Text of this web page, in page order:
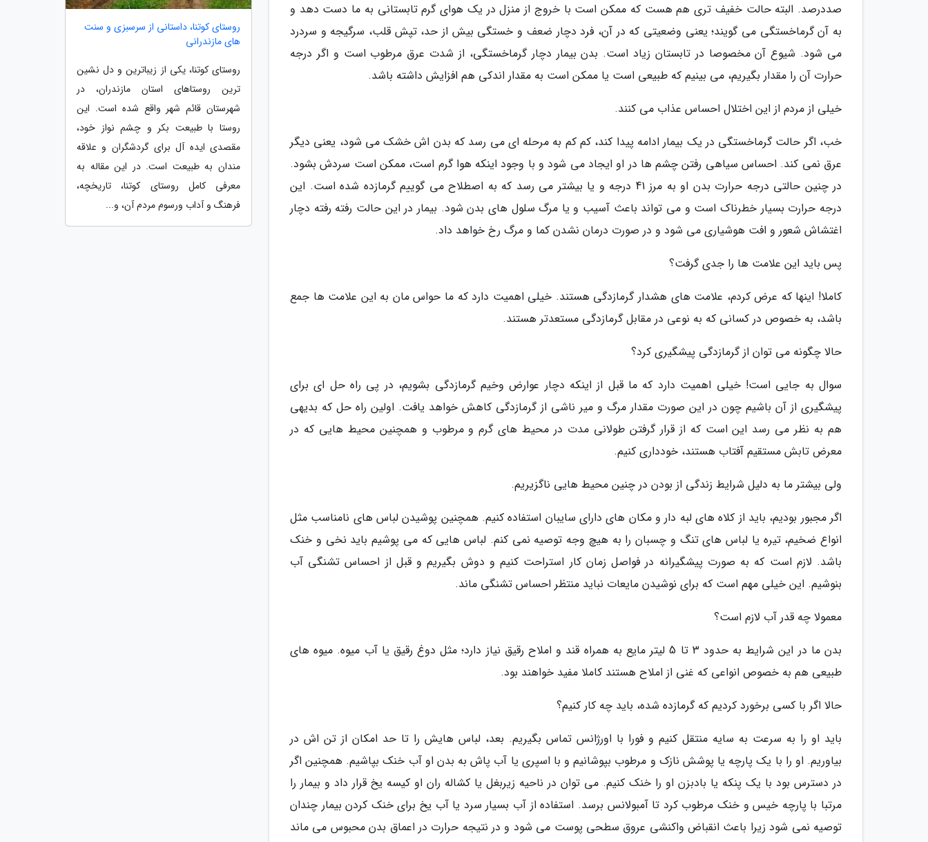
صددرصد. البته حالت خفیف تری هم هست که ممکن است با خروج از منزل در یک هوای گرم تابستانی به ما دست دهد و
به آن گرماخستگی می گویند؛ یعنی وضعیتی که در آن، فرد دچار ضعف و خستگی بیش از حد، تپش قلب، سرگیجه و سردرد
می شود. شیوع آن مخصوصا در تابستان زیاد است. بدن بیمار دچار گرماخستگی، از شدت عرق مرطوب است و اگر درجه
حرارت آن را مقدار بگیریم، می بینیم که طبیعی است یا ممکن است به مقدار اندکی هم افزایش داشته باشد.
خیلی از مردم از این اختلال احساس عذاب می کنند.
خب، اگر حالت گرماخستگی در یک بیمار ادامه پیدا کند، کم کم به مرحله ای می رسد که بدن اش خشک می شود، یعنی دیگر
عرق نمی کند. احساس سیاهی رفتن چشم ها در او ایجاد می شود و با وجود اینکه هوا گرم است، ممکن است سردش بشود.
در چنین حالتی درجه حرارت بدن او به مرز 41 درجه و یا بیشتر می رسد که به اصطلاح می گوییم گرمازده شده است. این
درجه حرارت بسیار خطرناک است و می تواند باعث آسیب و یا مرگ سلول های بدن شود. بیمار در این حالت رفته رفته دچار
اغتشاش شعور و افت هوشیاری می شود و در صورت درمان نشدن کما و مرگ رخ خواهد داد.
پس باید این علامت ها را جدی گرفت؟
کاملا! اینها که عرض کردم، علامت های هشدار گرمازدگی هستند. خیلی اهمیت دارد که ما حواس مان به این علامت ها جمع
باشد، به خصوص در کسانی که به نوعی در مقابل گرمازدگی مستعدتر هستند.
حالا چگونه می توان از گرمازدگی پیشگیری کرد؟
سوال به جایی است! خیلی اهمیت دارد که ما قبل از اینکه دچار عوارض وخیم گرمازدگی بشویم، در پی راه حل ای برای
پیشگیری از آن باشیم چون در این صورت مقدار مرگ و میر ناشی از گرمازدگی کاهش خواهد یافت. اولین راه حل که بدیهی
هم به نظر می رسد این است که از قرار گرفتن طولانی مدت در محیط های گرم و مرطوب و همچنین محیط هایی که در
معرض تابش مستقیم آفتاب هستند، خودداری کنیم.
ولی بیشتر ما به دلیل شرایط زندگی از بودن در چنین محیط هایی ناگزیریم.
اگر مجبور بودیم، باید از کلاه های لبه دار و مکان های دارای سایبان استفاده کنیم. همچنین پوشیدن لباس های نامناسب مثل
انواع ضخیم، تیره یا لباس های تنگ و چسبان را به هیچ وجه توصیه نمی کنم. لباس هایی که می پوشیم باید نخی و خنک
باشد. لازم است که به صورت پیشگیرانه در فواصل زمان کار استراحت کنیم و دوش بگیریم و قبل از احساس تشنگی آب
بنوشیم. این خیلی مهم است که برای نوشیدن مایعات نباید منتظر احساس تشنگی ماند.
معمولا چه قدر آب لازم است؟
بدن ما در این شرایط به حدود 3 تا 5 لیتر مایع به همراه قند و املاح رقیق نیاز دارد؛ مثل دوغ رقیق یا آب میوه. میوه های
طبیعی هم به خصوص انواعی که غنی از املاح هستند کاملا مفید خواهند بود.
حالا اگر با کسی برخورد کردیم که گرمازده شده، باید چه کار کنیم؟
باید او را به سرعت به سایه منتقل کنیم و فورا با اورژانس تماس بگیریم. بعد، لباس هایش را تا حد امکان از تن اش در
بیاوریم. او را با یک پارچه یا پوشش نازک و مرطوب بپوشانیم و با اسپری یا آب پاش به بدن او آب خنک بپاشیم. همچنین اگر
در دسترس بود با یک پنکه یا بادبزن او را خنک کنیم. می توان در ناحیه زیربغل یا کشاله ران او کیسه یخ قرار داد و بیمار را
مرتبا با پارچه خیس و خنک مرطوب کرد تا آمبولانس برسد. استفاده از آب بسیار سرد یا آب یخ برای خنک کردن بیمار چندان
توصیه نمی شود زیرا باعث انقباض واکنشی عروق سطحی پوست می شود و در نتیجه حرارت در اعماق بدن محبوس می ماند
روستای کوتنا، داستانی از سرسبزی و سنت
های مازندرانی
روستای کوتنا، یکی از زیباترین و دل نشین
ترین روستاهای استان مازندران، در
شهرستان قائم شهر واقع شده است. این
روستا با طبیعت بکر و چشم نواز خود،
مقصدی ایده آل برای گردشگران و علاقه
مندان به طبیعت است. در این مقاله به
معرفی کامل روستای کوتنا، تاریخچه،
فرهنگ و آداب ورسوم مردم آن، و...